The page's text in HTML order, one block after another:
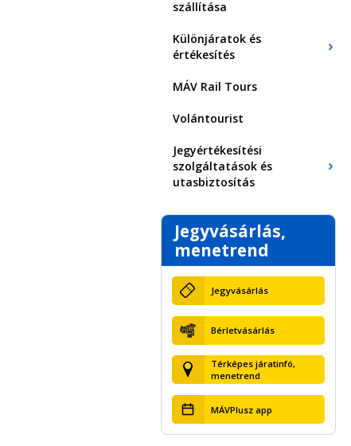
szállítása
Különjáratok és
értékesítés
MÁV Rail Tours
Volántourist
Jegyértékesítési
szolgáltatások és
utasbiztosítás
Jegyvásárlás,
menetrend
Jegyvásárlás
Bérletvásárlás
Térképes járatinfó,
menetrend
MÁVPlusz app